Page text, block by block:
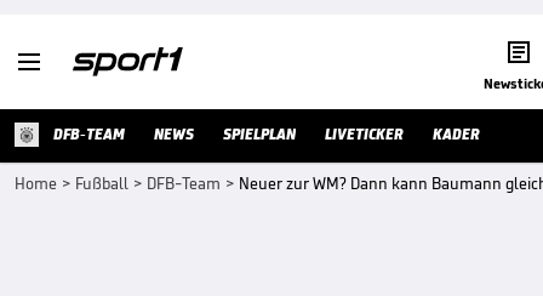
 
DFB-TEAM NEWS SPIELPLAN LIVETICKER KADER
Home > Fußball > DFB-Team > Neuer zur WM? Dann kann Baumann